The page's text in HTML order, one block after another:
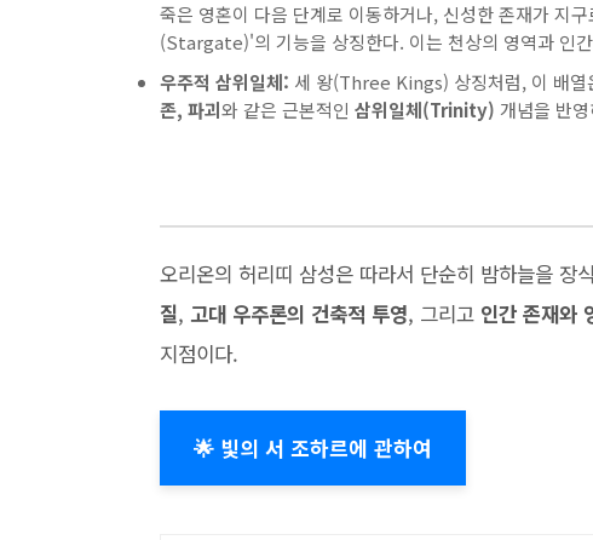
죽은 영혼이 다음 단계로 이동하거나, 신성한 존재가 지
(Stargate)'의 기능을 상징한다. 이는 천상의 영역과 인
우주적 삼위일체: 세 왕(Three Kings) 상징처럼, 이 배열
존, 파괴와 같은 근본적인 삼위일체(Trinity) 개념을 반
오리온의 허리띠 삼성은 따라서 단순히 밤하늘을 장
질, 고대 우주론의 건축적 투영, 그리고 인간 존재와
지점이다.
🌟 빛의 서 조하르에 관하여